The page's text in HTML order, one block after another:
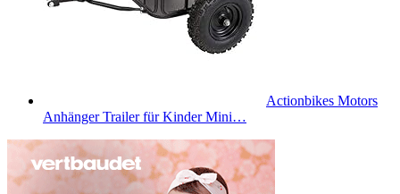
Actionbikes Motors
Anhänger Trailer für Kinder Mini…